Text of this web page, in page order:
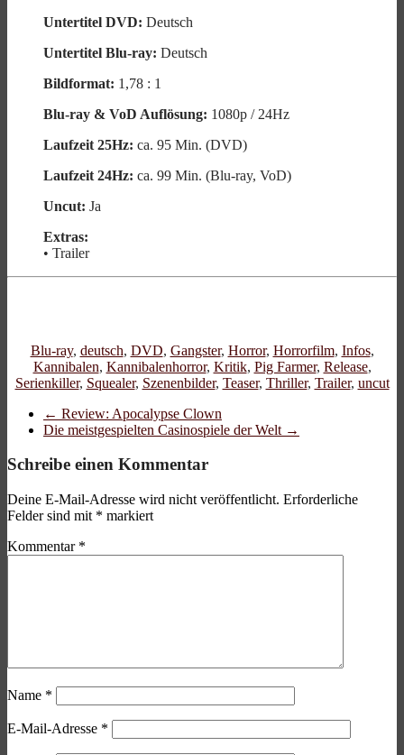
Untertitel DVD: Deutsch
Untertitel Blu-ray: Deutsch
Bildformat: 1,78 : 1
Blu-ray & VoD Auflösung: 1080p / 24Hz
Laufzeit 25Hz: ca. 95 Min. (DVD)
Laufzeit 24Hz: ca. 99 Min. (Blu-ray, VoD)
Uncut: Ja
Extras:
• Trailer
Blu-ray, deutsch, DVD, Gangster, Horror, Horrorfilm, Infos,
Kannibalen, Kannibalenhorror, Kritik, Pig Farmer, Release,
Serienkiller, Squealer, Szenenbilder, Teaser, Thriller, Trailer, uncut
← Review: Apocalypse Clown
Die meistgespielten Casinospiele der Welt →
Schreibe einen Kommentar
Deine E-Mail-Adresse wird nicht veröffentlicht. Erforderliche
Felder sind mit * markiert
Kommentar *
Name *
E-Mail-Adresse *